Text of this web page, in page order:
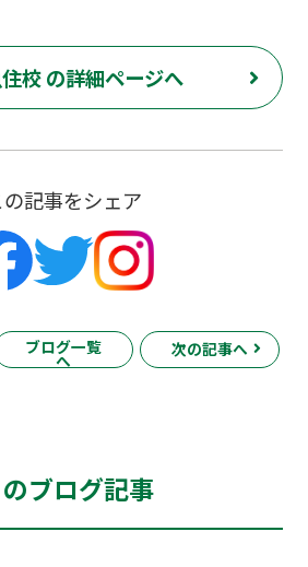
校 の詳細ページへ
の記事をシェア
ブログ一覧
へ
次の記事へ
ブログ記事